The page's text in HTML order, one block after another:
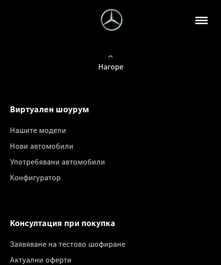
Нагоре
Виртуален шоурум
Нашите модели
Нови автомобили
Употребявани автомобили
Конфигуратор
Консултация при покупка
Заявяване на тестово шофиране
Актуални оферти